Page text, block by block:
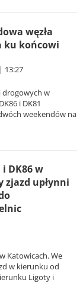
węzła
ku końcowi
13:27
drogowych w
i DK81
weekendów na
DK86 w
zjazd upłynni
Katowicach. We
w kierunku od
Ligoty i